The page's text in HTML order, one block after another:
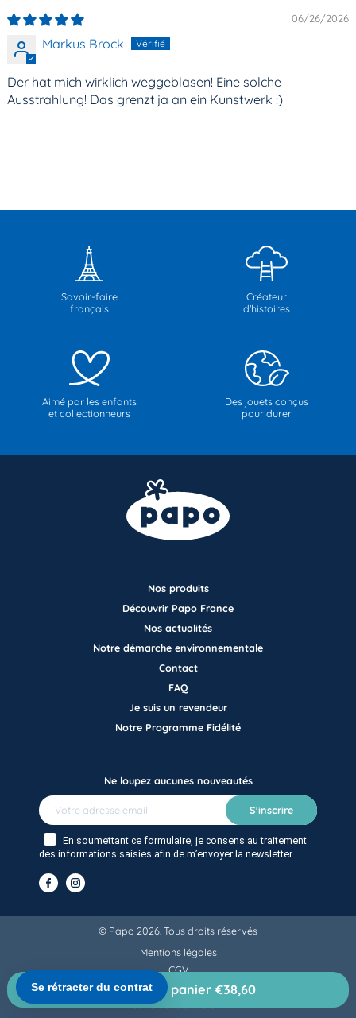
Ajouter au panier €38,60
06/26/2026
Markus Brock
Der hat mich wirklich weggeblasen! Eine solche
Ausstrahlung! Das grenzt ja an ein Kunstwerk :)
Savoir-faire
français
Créateur
d'histoires
Aimé par les enfants
et collectionneurs
Des jouets conçus
pour durer
Nos produits
Découvrir Papo France
Nos actualités
Notre démarche environnementale
Contact
FAQ
Je suis un revendeur
Notre Programme Fidélité
Ne loupez aucunes nouveautés
En soumettant ce formulaire, je consens au traitement
des informations saisies afin de m’envoyer la newsletter.
S'inscrire
© Papo 2026. Tous droits réservés
Mentions légales
CGV
Politique de confidentialité
Conditions de retour